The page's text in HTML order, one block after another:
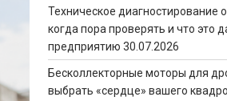
Техническое диагностирование
когда пора проверять и что это
предприятию 30.07.2026
Бесколлекторные моторы для
выбрать «сердце» вашего